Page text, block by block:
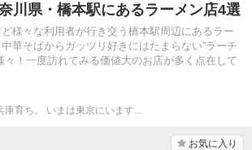
川県・橋本駅にあるラーメン店4選
様々な利用者が行き交う橋本駅周辺にあるラー
華そばからガッツリ好きにはたまらない“ラーチ
々！一度訪れてみる価値大のお店が多く点在して
育ち。 いまは東京にいます...
お気に入り